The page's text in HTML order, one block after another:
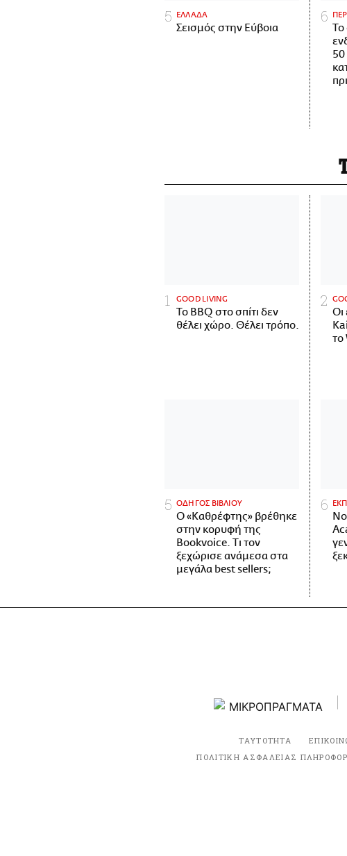
ΕΛΛΑΔΑ
Σεισμός στην Εύβοια
Το
50
GOOD LIVING
Το BBQ στο σπίτι δεν
θέλει χώρο. Θέλει τρόπο.
Οι
το
ΟΔΗΓΟΣ ΒΙΒΛΙΟΥ
Ο «Καθρέφτης» βρέθηκε
στην κορυφή της
Bookvoice. Τι τον
ξεχώρισε ανάμεσα στα
μεγάλα best sellers;
ΤΑΥΤΟΤΗΤΑ
ΠΟΛΙΤΙΚΗ ΑΣΦΑΛΕΙΑΣ